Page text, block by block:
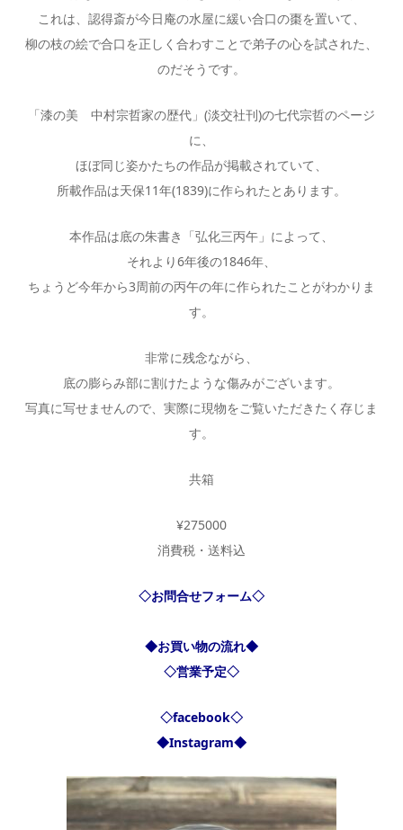
これは、認得斎が今日庵の水屋に緩い合口の棗を置いて、
柳の枝の絵で合口を正しく合わすことで弟子の心を試された、
のだそうです。
「漆の美 中村宗哲家の歴代」(淡交社刊)の七代宗哲のページ
に、
ほぼ同じ姿かたちの作品が掲載されていて、
所載作品は天保11年(1839)に作られたとあります。
本作品は底の朱書き「弘化三丙午」によって、
それより6年後の1846年、
ちょうど今年から3周前の丙午の年に作られたことがわかりま
す。
非常に残念ながら、
底の膨らみ部に割けたような傷みがございます。
写真に写せませんので、実際に現物をご覧いただきたく存じま
す。
共箱
¥275000
消費税・送料込
◇お問合せフォーム◇
◆お買い物の流れ◆
◇営業予定◇
◇facebook◇
◆Instagram◆